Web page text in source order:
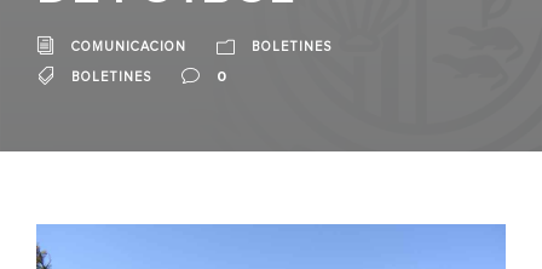
COMUNICACION BOLETINES
BOLETINES 0